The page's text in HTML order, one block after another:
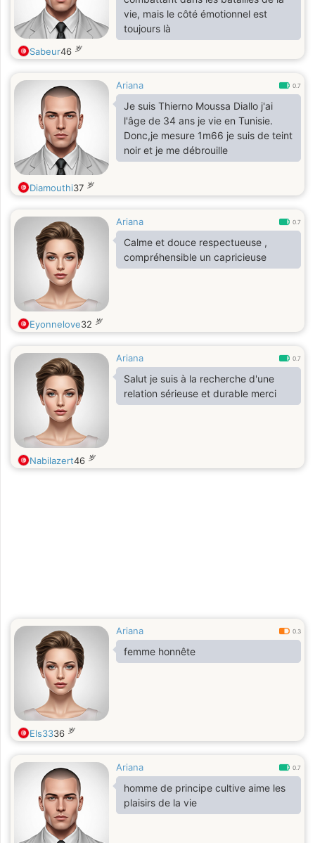
vie, mais le côté émotionnel est
toujours là
Sabeur46 岁
Ariana 0.7
Je suis Thierno Moussa Diallo j'ai
l'âge de 34 ans je vie en Tunisie.
Donc,je mesure 1m66 je suis de teint
noir et je me débrouille
Diamouthi37 岁
Ariana 0.7
Calme et douce respectueuse ,
compréhensible un capricieuse
Eyonnelove32 岁
Ariana 0.7
Salut je suis à la recherche d'une
relation sérieuse et durable merci
Nabilazert46 岁
Ariana 0.3
femme honnête
Els3336 岁
Ariana 0.7
homme de principe cultive aime les
plaisirs de la vie